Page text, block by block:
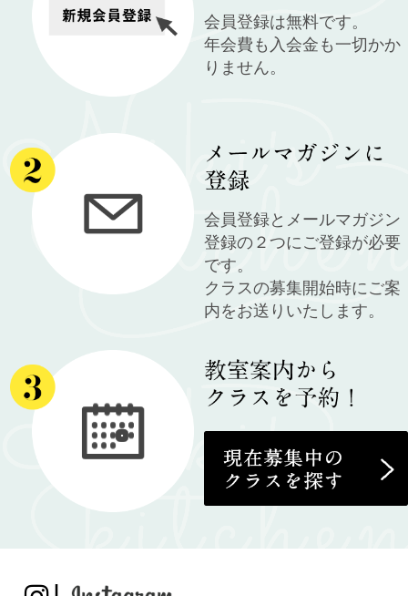
会員登録は無料です。
年会費も入会金も一切かか
りません。
会員登録とメールマガジン
登録の２つにご登録が必要
です。
クラスの募集開始時にご案
内をお送りいたします。